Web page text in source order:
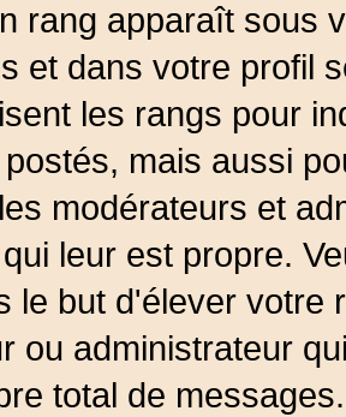
rang apparaît sous
et dans votre profil
les rangs pour
mais aussi
modérateurs et
leur est propre.
le but d'élever votre
ou administrateur
total de messages.